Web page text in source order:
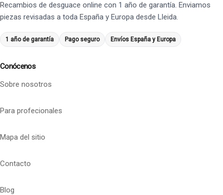
Recambios de desguace online con 1 año de garantía. Enviamos
piezas revisadas a toda España y Europa desde Lleida.
1 año de garantía Pago seguro Envíos España y Europa
Conócenos
Sobre nosotros
Para profecionales
Mapa del sitio
Contacto
Blog